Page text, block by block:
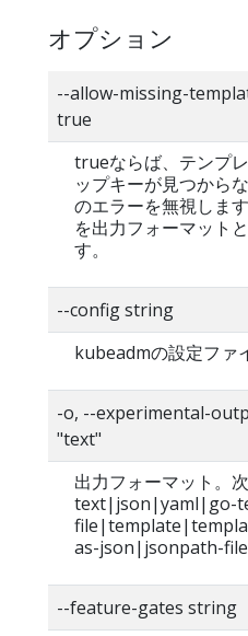
オプション
--allow-missing-
true
trueならば、テンプ
ップキーが見つから
のエラーを無視しま
を出力フォーマット
す。
--config string
kubeadmの設定ファ
-o, --experimental-
"text"
出力フォーマット。
text|json|yaml|go-
as-json|jsonpath-
--feature-gates string